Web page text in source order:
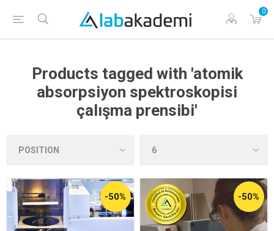
0
Products tagged with 'atomik
absorpsiyon spektroskopisi
çalışma prensibi'
-50% -50%